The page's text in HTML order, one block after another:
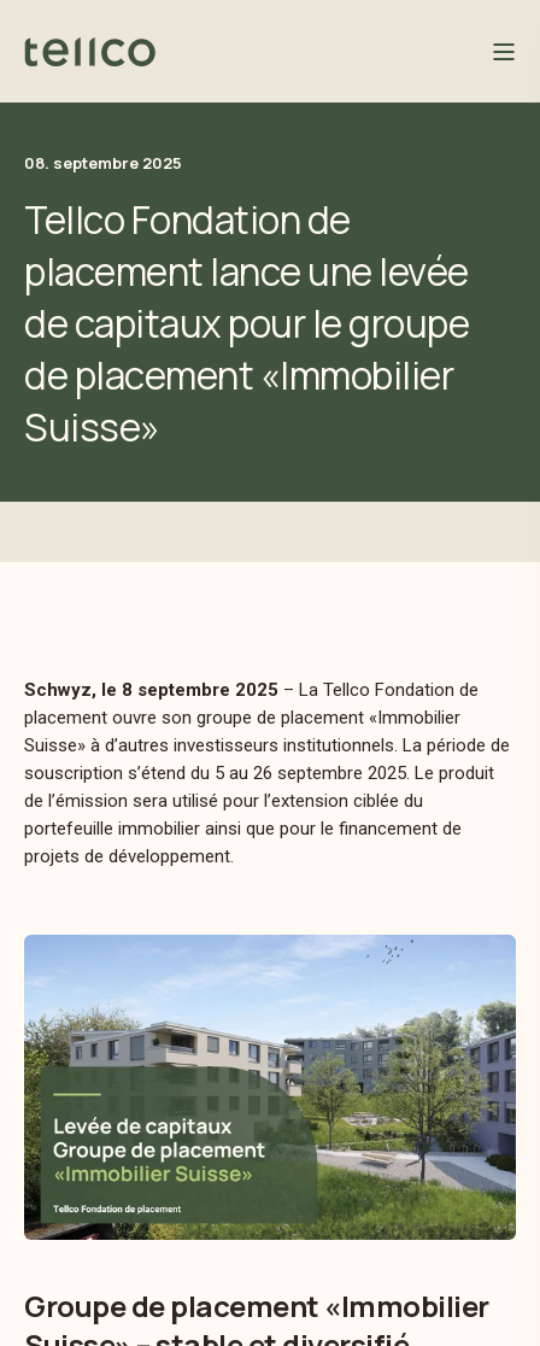
08. septembre 2025
Tellco Fondation de
placement lance une levée
de capitaux pour le groupe
de placement «Immobilier
Suisse»
Schwyz, le 8 septembre 2025 – La Tellco Fondation de
placement ouvre son groupe de placement «Immobilier
Suisse» à d’autres investisseurs institutionnels. La période de
souscription s’étend du 5 au 26 septembre 2025. Le produit
de l’émission sera utilisé pour l’extension ciblée du
portefeuille immobilier ainsi que pour le financement de
projets de développement.
Groupe de placement «Immobilier